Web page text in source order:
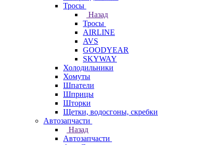
Тросы
Назад
Тросы
AIRLINE
AVS
GOODYEAR
SKYWAY
Холодильники
Хомуты
Шпатели
Шприцы
Шторки
Щетки, водосгоны, скребки
Автозапчасти
Назад
Автозапчасти